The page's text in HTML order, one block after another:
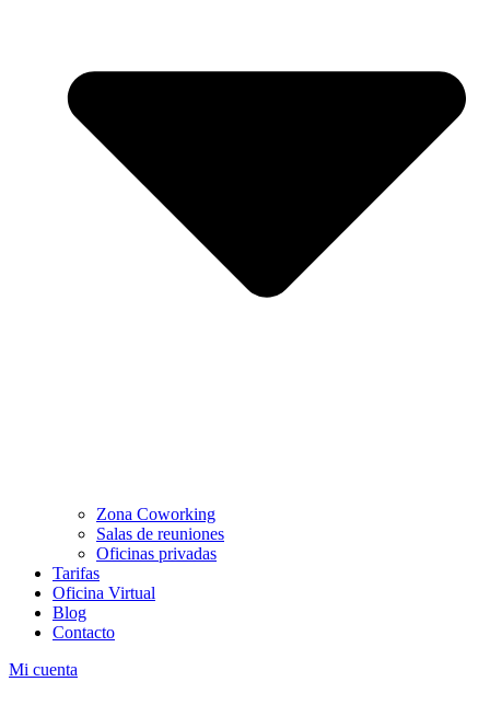
Zona Coworking
Salas de reuniones
Oficinas privadas
Tarifas
Oficina Virtual
Blog
Contacto
Mi cuenta